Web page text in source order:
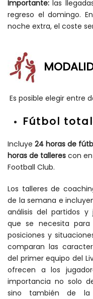
Importante: las
regreso el domingo.
noche extra, el coste
Es posible elegir entre
Fútbol
Incluye 24 horas de
horas de talleres con
Football Club.
Los talleres de
de la semana e
análisis del partidos y
que se necesita
posiciones y
comparan las
del primer equipo del
ofrecen a los
importancia no solo
sino también de la